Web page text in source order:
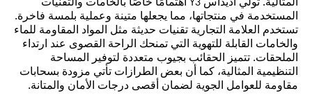
المثالية. تولي أديداس Y3 اهتمامًا خاصًا بالخامات والتقنيات
المستخدمة في منتجاتها، مما يجعلها متينة وعملية بلمسة فاخرة.
تستخدم العلامة التجارية تقنيات حديثة مثل المواد المقاومة للماء
والخامات القابلة للتهوية التي تمنحك الراحة القصوى عند ارتداء
الملحقات. تتميز الحقائب بجيوب متعددة لتوفير المساحة
التنظيمية المثالية، كما أن بعض الطرازات تأتي مزودة بسحابات
مقاومة للعوامل الجوية لضمان أقصى درجات الأمان والمتانة.